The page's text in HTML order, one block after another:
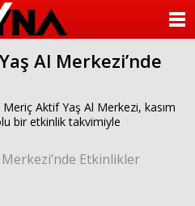
Al Merkezi’nde
Aktif Yaş Al Merkezi, kasım
bir etkinlik takvimiyle
KATEGORİLER